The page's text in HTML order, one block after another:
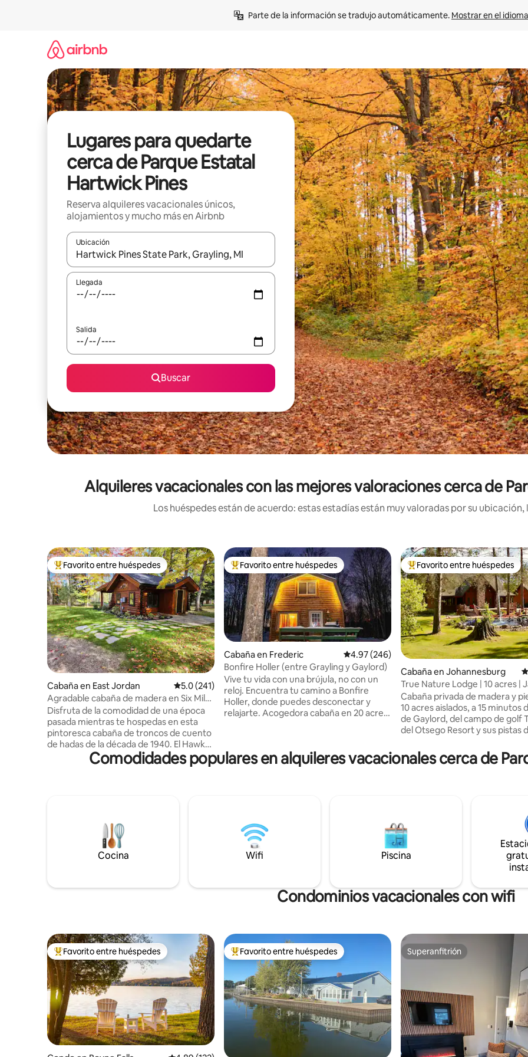
Parte de la información se tradujo automáticamente. Mostrar en el
Lugares para quedarte
cerca de Parque Estatal
Hartwick Pines
Reserva alquileres vacacionales únicos,
alojamientos y mucho más en Airbnb
Ubicación
Cuando los resultados estén disponibles, navega con las teclas de flecha hacia arriba y hacia abajo o explora con el
Llegada
Salida
Buscar
Alquileres vacacionales con las mejores valoraciones cerca de
Los huéspedes están de acuerdo: estas estadías están muy valoradas por su
Favorito entre huéspedes preferido
Favorito entre huéspedes
Cabaña en East Jordan Calificación promedio: 5.0 de 5, 241 reseñas
5.0 (241)
Agradable cabaña de madera en Six Mile
Lake.
Disfruta de la comodidad de una época
pasada mientras te hospedas en esta
pintoresca cabaña de troncos de cuento
de hadas de la década de 1940. El Hawks
Nest ha sido restaurado con cariño a su
esplendor original, al tiempo que tiene
y ver la propiedad de un acre y medio
que conduce a 100 pies de frente al lago
6Mile. Contempla las estrellas mientras
te relajas en las cómodas sillas doradas
adoquines.
Favorito entre huéspedes preferido
Favorito entre huéspedes
Cabaña en Frederic Calificación promedio: 4.97 de 5, 246 reseñas
4.97 (246)
Bonfire Holler (entre Grayling y Gaylord)
Vive tu vida con una brújula, no con un
reloj. Encuentra tu camino a Bonfire
Holler, donde puedes desconectar y
relajarte. Acogedora cabaña en 20 acres
Grayling/Gaylord o paseos en
todoterreno en la zona de Frederic. A
del centro vacacional Treetops en
Gaylord. Camp Grayling (cerca de la I-75)
celebra entrenamientos ocasionales,
consulta su FB para ver los horarios.
Favorito entre huéspedes
Favorito entre huéspedes
Cabaña en Johannesburg
True Nature Lodge | 10 acres |
Grupos
Cabaña privada de madera y
10 acres aislados, a 15 minutos
de Gaylord, del campo de golf
del Otsego Resort y sus pistas
reuniones, viajes de esquí,
semana en vehículos
arroyo, amplios senderos
juegos y actividades únicos en
y un ambiente divertido y
del norte. Se aceptan bodas y reuniones
familiares con autorización
Comodidades populares en alquileres vacacionales cerca de
Cocina Wifi Piscina
Condominios vacacionales con wifi
Favorito entre huéspedes preferido
Favorito entre huéspedes Favorito entre huéspedes preferido
Favorito entre huéspedes Superanfitrión
Superanfitrión